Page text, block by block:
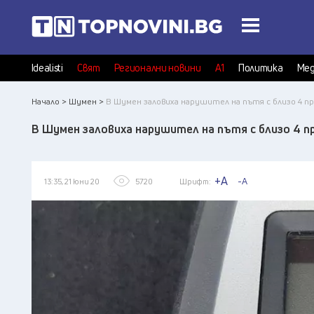
Idealisti Свят Регионални новини А1 Политика
Начало > Шумен > В Шумен заловиха нарушител на пътя с близо 4
В Шумен заловиха нарушител на пътя с близо 4
13:35, 21 юни 20 5720 Шрифт: +A -A